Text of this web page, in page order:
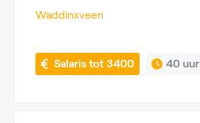
Waddinxveen
Salaris tot 3400 40 uur